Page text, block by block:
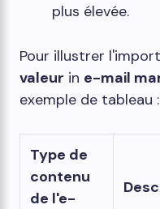
plus élevée.
Pour illustrer
valeur in e-mail
exemple de tableau :
Type de
contenu
de l'e-